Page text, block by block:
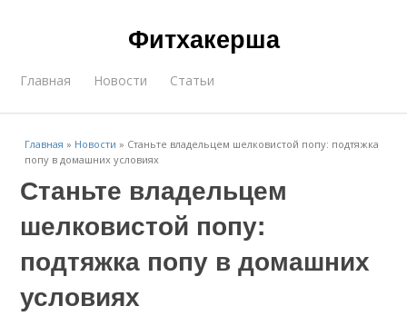
Фитхакерша
Главная Новости Статьи
Главная » Новости » Станьте владельцем шелковистой попу: подтяжка
попу в домашних условиях
Станьте владельцем
шелковистой попу:
подтяжка попу в домашних
условиях